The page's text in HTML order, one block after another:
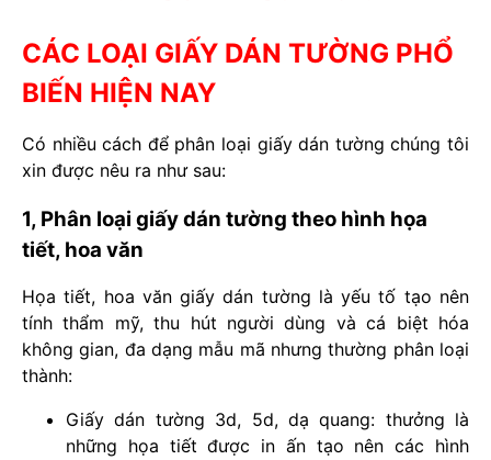
CÁC LOẠI GIẤY DÁN TƯỜNG PHỔ
BIẾN HIỆN NAY
Có nhiều cách để phân loại giấy dán tường chúng tôi
xin được nêu ra như sau:
1, Phân loại giấy dán tường theo hình họa
tiết, hoa văn
Họa tiết, hoa văn giấy dán tường là yếu tố tạo nên
tính thẩm mỹ, thu hút người dùng và cá biệt hóa
không gian, đa dạng mẫu mã nhưng thường phân loại
thành:
Giấy dán tường 3d, 5d, dạ quang: thưởng là
những họa tiết được in ấn tạo nên các hình